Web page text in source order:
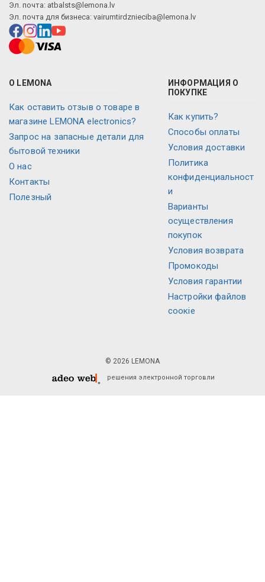
Эл. почта: atbalsts@lemona.lv
Эл. почта для бизнеса: vairumtirdznieciba@lemona.lv
О LEMONA
Как оставить отзыв о товаре в
магазине LEMONA electronics?
Запрос на запасные детали для
бытовой техники
О нас
Контакты
Полезный
ИНФОРМАЦИЯ О
ПОКУПКЕ
Как купить?
Способы оплаты
Условия доставки
Политика
конфиденциальност
и
Варианты
осуществления
покупок
Условия возврата
Промокоды
Условия гарантии
Настройки файлов
соокіе
© 2026 LEMONA
решения электронной торговли